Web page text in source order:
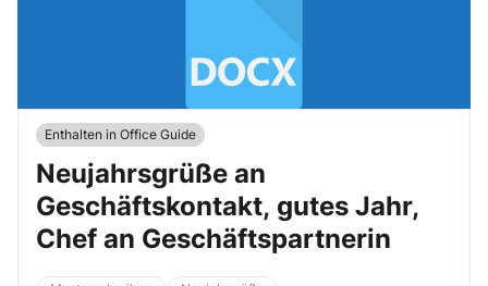
Enthalten in Office Guide
Neujahrsgrüße an
Geschäftskontakt, gutes Jahr,
Chef an Geschäftspartnerin